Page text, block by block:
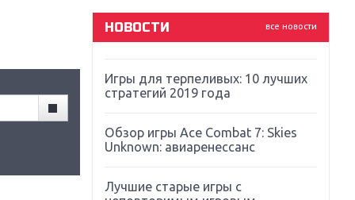
все новости
НОВОСТИ
Far Cry 5: хвалить нельзя ругать
Игры для терпеливых: 10 лучших
стратегий 2019 года
Обзор игры Ace Combat 7: Skies
Unknown: авиаренессанс
Лучшие старые игры с